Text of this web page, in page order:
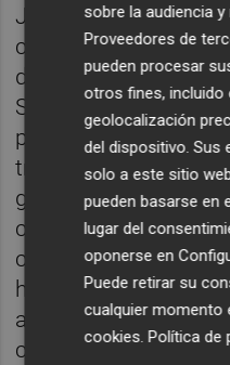
Juventino Jiménez
comunitario y ha
del Micof en
Su candidatura
propuestas
transparencia
gestión técnica de la
colegial ha
cambio de rumbo y
honestidad y
a cabo", ha
colegio.
sobre la audiencia
Proveedores de
pueden procesar
otros fines, incluido
geolocalización
del dispositivo. Sus
solo a este sitio
pueden basarse en
lugar del
oponerse en
Puede retirar su
cualquier momento
cookies .Política de